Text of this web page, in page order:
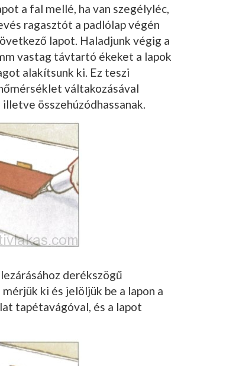
a fal mellé, ha van szegélyléc,
ragasztót a padlólap végén
lapot. Haladjunk végig a
vastag távtartó ékeket a lapok
alakítsunk ki. Ez teszi
váltakozásával
összehúzódhassanak.
derék­szögű
ki és jelöljük be a lapon a
tapétavágóval, és a lapot